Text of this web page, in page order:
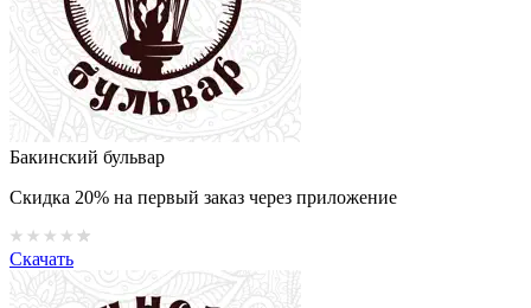
Бакинский бульвар
Скидка 20% на первый заказ через приложение
Скачать